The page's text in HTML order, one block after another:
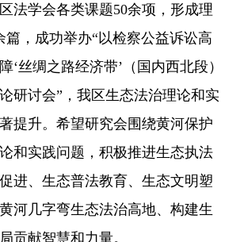
法学会各类课题50余项，形成理
篇，成功举办“以检察公益诉讼高
‘丝绸之路经济带’（国内西北段）
研讨会”，我区生态法治理论和实
提升。希望研究会围绕黄河保护
和实践问题，积极推进生态执法
进、生态普法教育、生态文明塑
河几字弯生态法治高地、构建生
贡献智慧和力量。